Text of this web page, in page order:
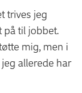
trives jeg
til jobbet.
mig, men i
allerede har